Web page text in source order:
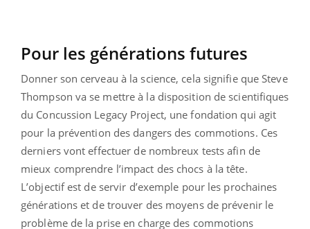
Pour les générations futures
Donner son cerveau à la science, cela signifie que Steve
Thompson va se mettre à la disposition de scientifiques
du Concussion Legacy Project, une fondation qui agit
pour la prévention des dangers des commotions. Ces
derniers vont effectuer de nombreux tests afin de
mieux comprendre l’impact des chocs à la tête.
L’objectif est de servir d’exemple pour les prochaines
générations et de trouver des moyens de prévenir le
problème de la prise en charge des commotions